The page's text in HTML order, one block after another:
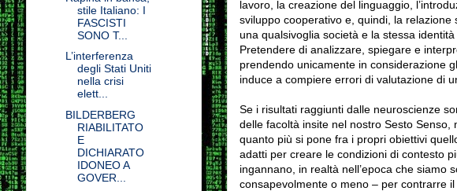
lavoro, la creazione del linguaggio,
sviluppo cooperativo e, quindi, la relazione
una qualsivoglia società e la stessa
Pretendere di analizzare, spiegare e
prendendo unicamente in considerazione
induce a compiere errori di valutazione di
Se i risultati raggiunti dalle neuroscienze
delle facoltà insite nel nostro Sesto
quanto più si pone fra i propri obiettivi
adatti per creare le condizioni di contesto
ingannano, in realtà nell’epoca che siamo
consapevolmente o meno – per contrarre
stile Italiano: I
FASCISTI
SONO T...
L’interferenza
degli Stati Uniti
nella crisi
elett...
BILDERBERG
RIABILITATO
E
DICHIARATO
IDONEO A
GOVER...